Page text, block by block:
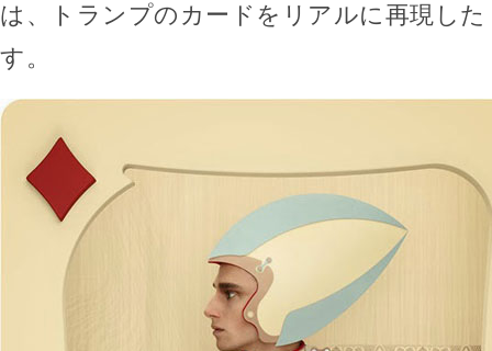
は、トランプのカードをリアルに再現し
す。